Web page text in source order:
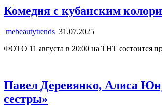
Комедия с кубанским
mebeautytrends 31.07.2025
ФОТО 11 августа в 20:00 на ТНТ состоится
Павел Деревянко, Алиса
сестры»